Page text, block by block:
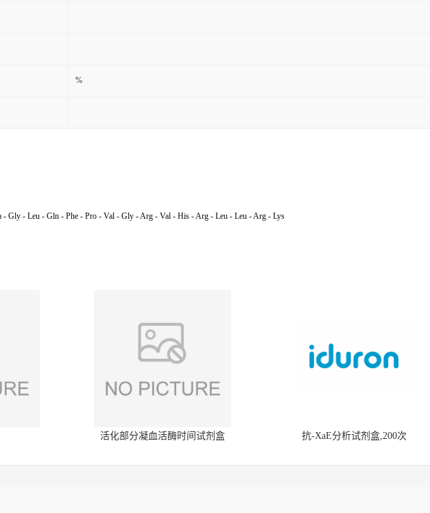
%
Gly - Leu - Gln - Phe - Pro - Val - Gly - Arg - Val - His - Arg - Leu - Leu - Arg - Lys
活化部分凝血活酶时间试剂盒 抗-XaE分析试剂盒,200次